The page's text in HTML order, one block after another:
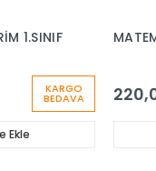
1.SINIF
KARGO
BEDAVA
Ekle